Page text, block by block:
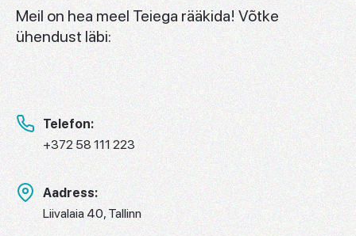
Meil on hea meel Teiega rääkida! Võtke
ühendust läbi:
Telefon:
+372 58 111 223
Aadress:
Liivalaia 40, Tallinn